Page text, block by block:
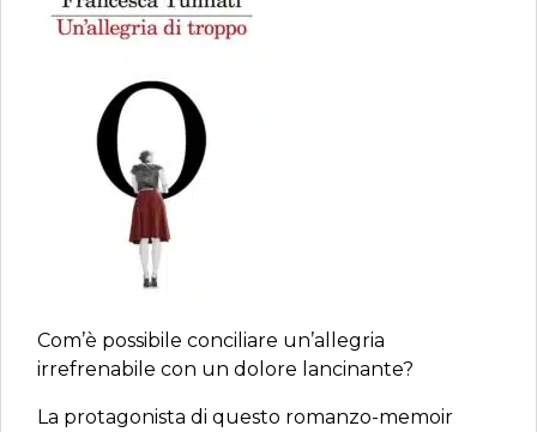
Com’è possibile conciliare un’allegria
irrefrenabile con un dolore lancinante?
La protagonista di questo romanzo-memoir